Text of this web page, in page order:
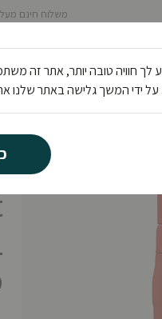
משלוח חינם מעל 299 ש"ח
ציוד נעליים
לך חוויה טובה יותר, אתר זה
על ידי המשך גלישה באתר שלנו